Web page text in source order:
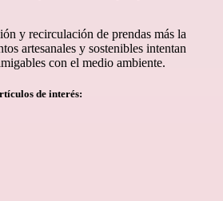
y recirculación de prendas más la
artesanales y sostenibles intentan
con el medio ambiente.
de interés: